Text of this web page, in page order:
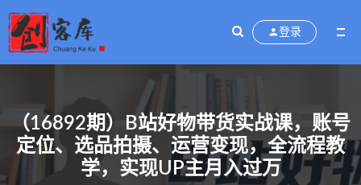
登录
（16892期）B站好物带货实战课，账号
定位、选品拍摄、运营变现，全流程教
学，实现UP主月入过万